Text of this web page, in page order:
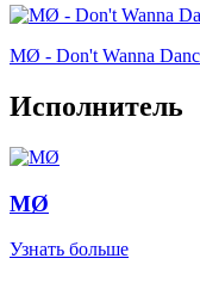
MØ - Don't Wanna
Исполнитель
MØ
Узнать больше